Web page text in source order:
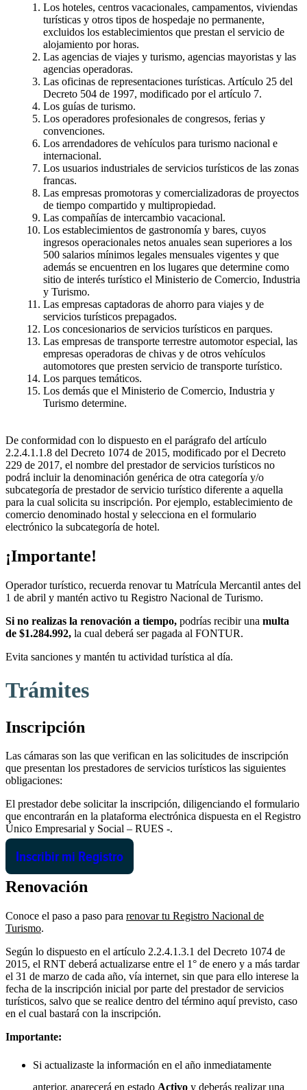
Los hoteles, centros vacacionales, campamentos, viviendas
turísticas y otros tipos de hospedaje no permanente,
excluidos los establecimientos que prestan el servicio de
alojamiento por horas.
Las agencias de viajes y turismo, agencias mayoristas y las
agencias operadoras.
Las oficinas de representaciones turísticas. Artículo 25 del
Decreto 504 de 1997, modificado por el artículo 7.
Los guías de turismo.
Los operadores profesionales de congresos, ferias y
convenciones.
Los arrendadores de vehículos para turismo nacional e
internacional.
Los usuarios industriales de servicios turísticos de las zonas
francas.
Las empresas promotoras y comercializadoras de proyectos
de tiempo compartido y multipropiedad.
Las compañías de intercambio vacacional.
Los establecimientos de gastronomía y bares, cuyos
ingresos operacionales netos anuales sean superiores a los
500 salarios mínimos legales mensuales vigentes y que
además se encuentren en los lugares que determine como
sitio de interés turístico el Ministerio de Comercio, Industria
y Turismo.
Las empresas captadoras de ahorro para viajes y de
servicios turísticos prepagados.
Los concesionarios de servicios turísticos en parques.
Las empresas de transporte terrestre automotor especial, las
empresas operadoras de chivas y de otros vehículos
automotores que presten servicio de transporte turístico.
Los parques temáticos.
Los demás que el Ministerio de Comercio, Industria y
Turismo determine.
De conformidad con lo dispuesto en el parágrafo del artículo
2.2.4.1.1.8 del Decreto 1074 de 2015, modificado por el Decreto
229 de 2017, el nombre del prestador de servicios turísticos no
podrá incluir la denominación genérica de otra categoría y/o
subcategoría de prestador de servicio turístico diferente a aquella
para la cual solicita su inscripción. Por ejemplo, establecimiento de
comercio denominado hostal y selecciona en el formulario
electrónico la subcategoría de hotel.
¡Importante!
Operador turístico, recuerda renovar tu Matrícula Mercantil antes del
1 de abril y mantén activo tu Registro Nacional de Turismo.
Si no realizas la renovación a tiempo, podrías recibir una multa
de $1.284.992, la cual deberá ser pagada al FONTUR.
Evita sanciones y mantén tu actividad turística al día.
Trámites
Inscripción
Las cámaras son las que verifican en las solicitudes de inscripción
que presentan los prestadores de servicios turísticos las siguientes
obligaciones:
El prestador debe solicitar la inscripción, diligenciando el formulario
que encontrarán en la plataforma electrónica dispuesta en el Registro
Único Empresarial y Social – RUES -.
Inscribir mi Registro
Renovación
Conoce el paso a paso para renovar tu Registro Nacional de
Turismo.
Según lo dispuesto en el artículo 2.2.4.1.3.1 del Decreto 1074 de
2015, el RNT deberá actualizarse entre el 1° de enero y a más tardar
el 31 de marzo de cada año, vía internet, sin que para ello interese la
fecha de la inscripción inicial por parte del prestador de servicios
turísticos, salvo que se realice dentro del término aquí previsto, caso
en el cual bastará con la inscripción.
Importante:
Si actualizaste la información en el año inmediatamente
anterior, aparecerá en estado Activo y deberás realizar una